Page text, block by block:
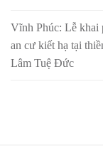
Vĩnh Phúc: Lễ khai
an cư kiết hạ tại
Lâm Tuệ Đức